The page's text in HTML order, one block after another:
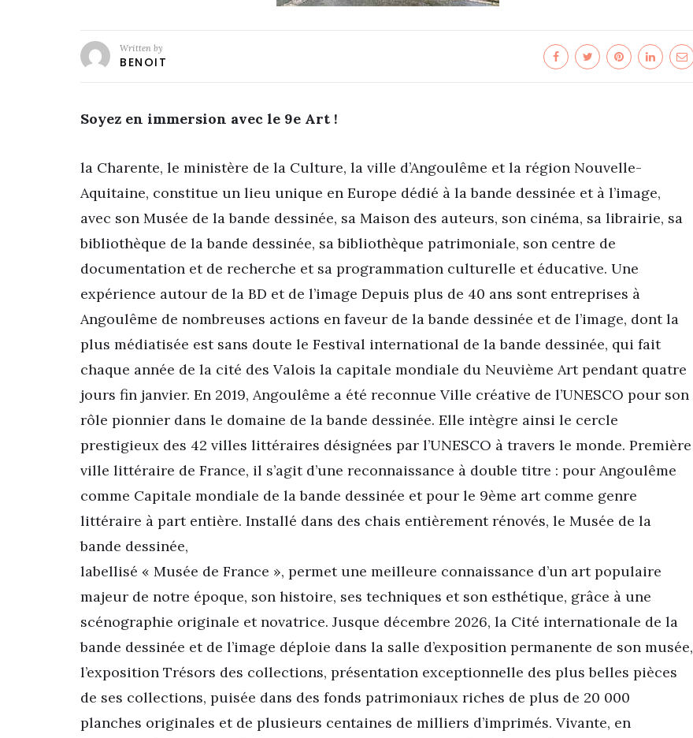
Written by
BENOIT
Soyez en immersion avec le 9e Art !
la Charente, le ministère de la Culture, la ville d’Angoulême et la région Nouvelle-
Aquitaine, constitue un lieu unique en Europe dédié à la bande dessinée et à l’image,
avec son Musée de la bande dessinée, sa Maison des auteurs, son cinéma, sa librairie, sa
bibliothèque de la bande dessinée, sa bibliothèque patrimoniale, son centre de
documentation et de recherche et sa programmation culturelle et éducative. Une
expérience autour de la BD et de l’image Depuis plus de 40 ans sont entreprises à
Angoulême de nombreuses actions en faveur de la bande dessinée et de l’image, dont la
plus médiatisée est sans doute le Festival international de la bande dessinée, qui fait
chaque année de la cité des Valois la capitale mondiale du Neuvième Art pendant quatre
jours fin janvier. En 2019, Angoulême a été reconnue Ville créative de l’UNESCO pour son
rôle pionnier dans le domaine de la bande dessinée. Elle intègre ainsi le cercle
prestigieux des 42 villes littéraires désignées par l’UNESCO à travers le monde. Première
ville littéraire de France, il s’agit d’une reconnaissance à double titre : pour Angoulême
comme Capitale mondiale de la bande dessinée et pour le 9ème art comme genre
littéraire à part entière. Installé dans des chais entièrement rénovés, le Musée de la
bande dessinée,
labellisé « Musée de France », permet une meilleure connaissance d’un art populaire
majeur de notre époque, son histoire, ses techniques et son esthétique, grâce à une
scénographie originale et novatrice. Jusque décembre 2026, la Cité internationale de la
bande dessinée et de l’image déploie dans la salle d’exposition permanente de son musée,
l’exposition Trésors des collections, présentation exceptionnelle des plus belles pièces
de ses collections, puisée dans des fonds patrimoniaux riches de plus de 20 000
planches originales et de plusieurs centaines de milliers d’imprimés. Vivante, en